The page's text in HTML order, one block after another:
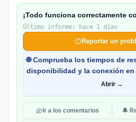
¡Todo funciona correctamente
Último informe: hace 1 días
Reportar un
🌐 Comprueba los tiempos de
disponibilidad y la conexión en
Abrir →
Ir a los comentarios 🔔